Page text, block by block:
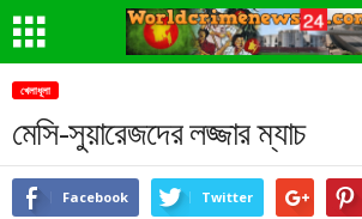
খেলাধূলা
মেসি-সুয়ারেজদের লজ্জার ম্যাচ
Facebook Twitter